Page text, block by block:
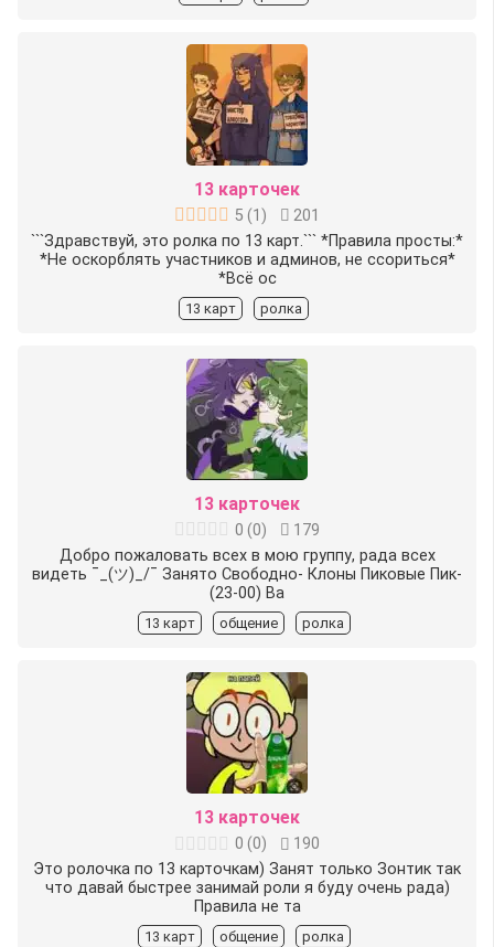
13 карточек
5 (1 )
201
```Здравствуй, это ролка по 13 карт.``` *Правила просты:*
*Не оскорблять участников и админов, не ссориться*
*Всё ос
13 карт ролка
13 карточек
0 (0)
179
Добро пожаловать всех в мою группу, рада всех
видеть ¯_(ツ)_/¯ Занято Свободно-️ Клоны Пиковые Пик-
(23-00) Ва
13 карт общение ролка
13 карточек
0 (0)
190
Это ролочка по 13 карточкам) Занят только Зонтик так
что давай быстрее занимай роли я буду очень рада)
Правила не та
13 карт общение ролка